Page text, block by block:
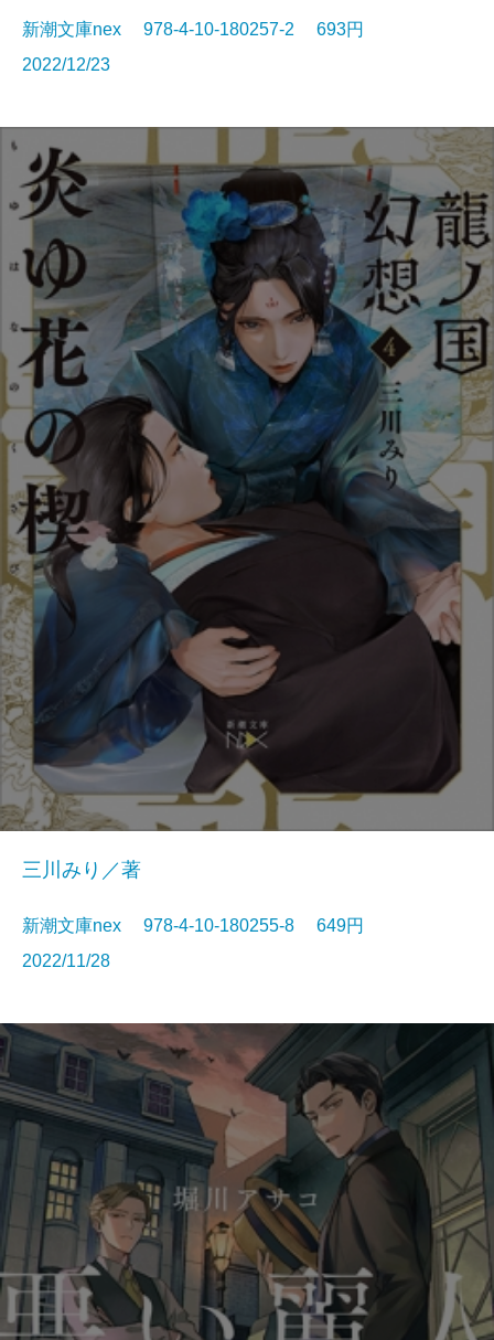
新潮文庫nex 978-4-10-180257-2 693円
2022/12/23
三川みり／著
新潮文庫nex 978-4-10-180255-8 649円
2022/11/28